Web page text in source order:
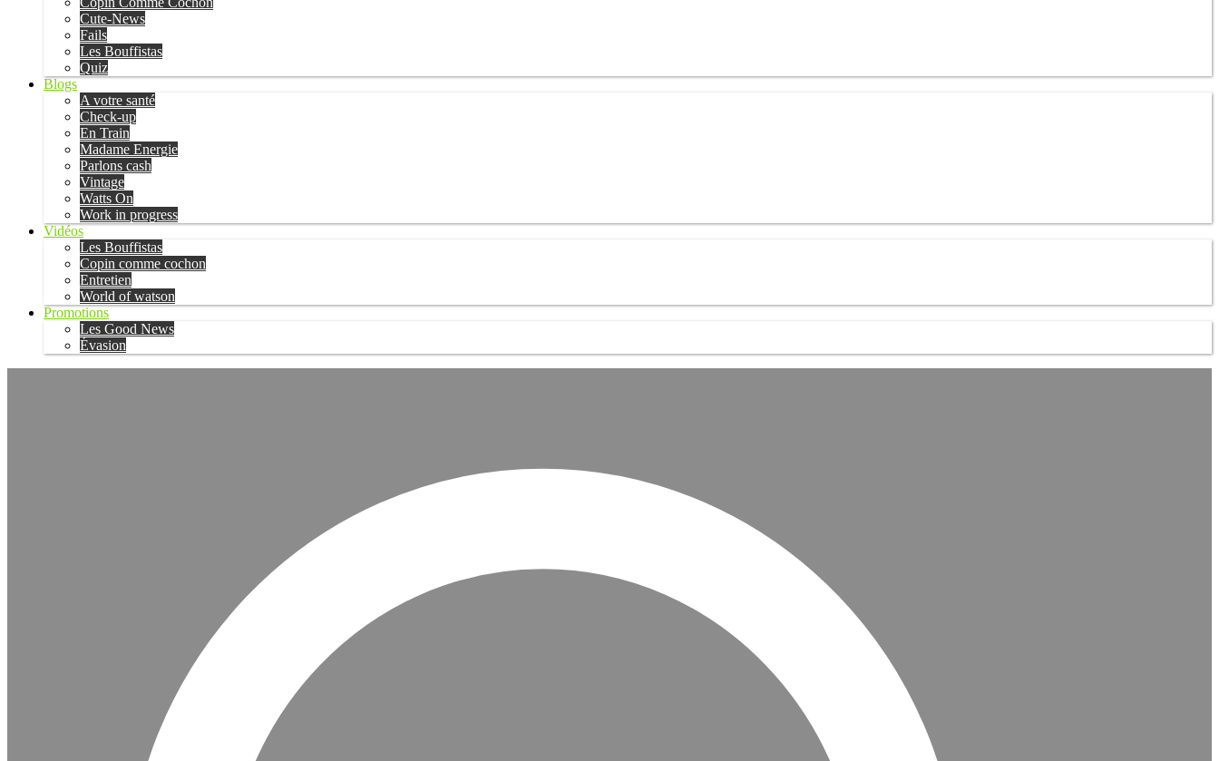
Cute-News
Fails
Les Bouffistas
Quiz
Blogs
A votre santé
Check-up
En Train
Madame Energie
Parlons cash
Vintage
Watts On
Work in progress
Vidéos
Les Bouffistas
Copin comme cochon
Entretien
World of watson
Promotions
Les Good News
Évasion